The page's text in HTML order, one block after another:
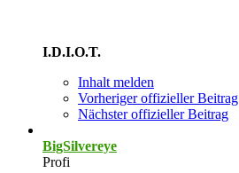
I.D.I.O.T.
Inhalt melden
Vorheriger offizieller Beitrag
Nächster offizieller Beitrag
BigSilvereye
Profi